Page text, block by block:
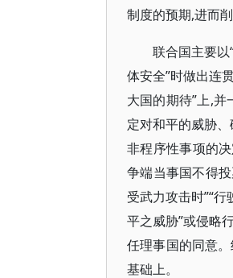
制度的预期,进而
联合国主要
体安全”时做出连
大国的期待”上,
定对和平的威胁
非程序性事项的
争端当事国不得
受武力攻击时”“
平之威胁”或侵略
任理事国的同意
基础上。